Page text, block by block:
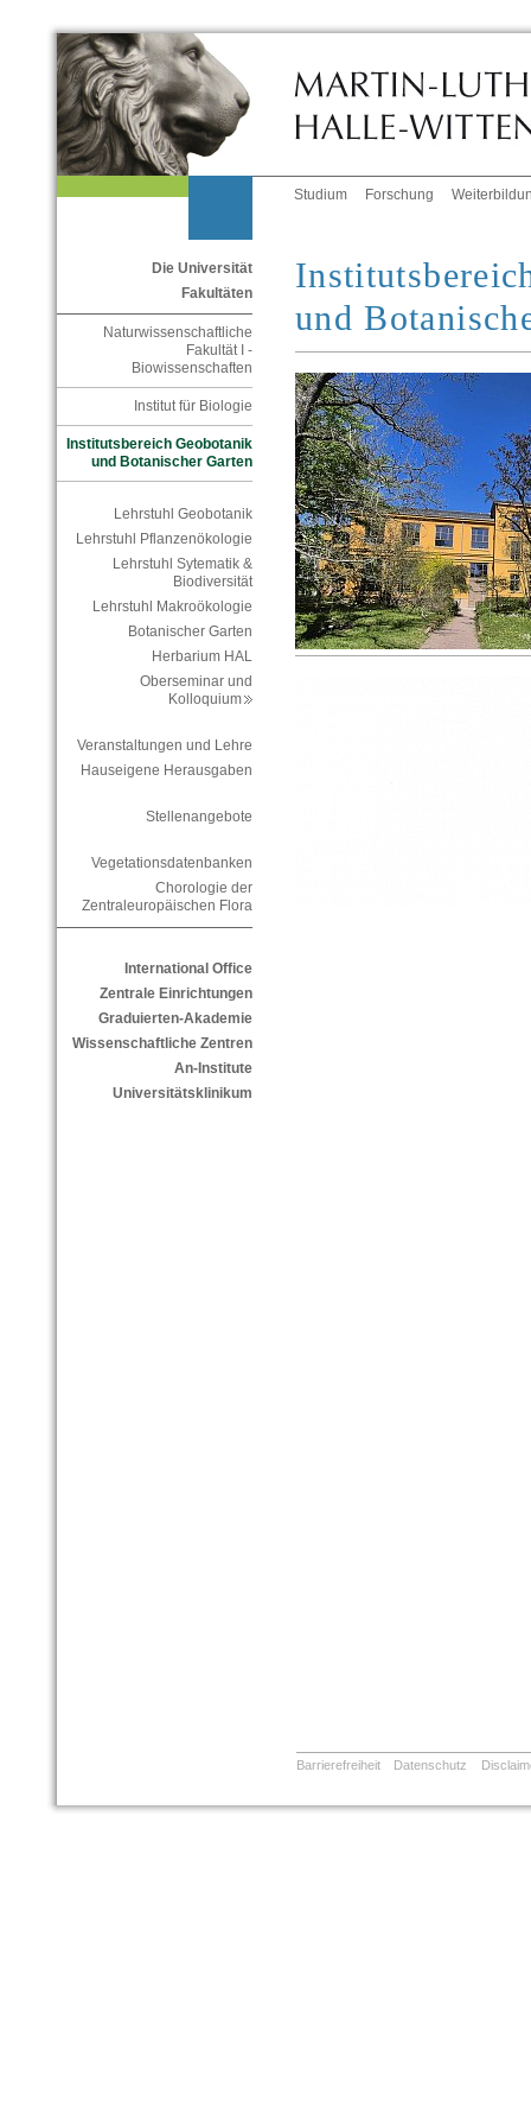
Studium Forschung
Die Universität
Fakultäten
Naturwissenschaftliche
Fakultät I -
Biowissenschaften
Institut für Biologie
Institutsbereich Geobotanik
und Botanischer Garten
Lehrstuhl Geobotanik
Lehrstuhl Pflanzenökologie
Lehrstuhl Sytematik &
Biodiversität
Lehrstuhl Makroökologie
Botanischer Garten
Herbarium HAL
Oberseminar und
Kolloquium
Veranstaltungen und Lehre
Hauseigene Herausgaben
Stellenangebote
Vegetationsdatenbanken
Chorologie der
Zentraleuropäischen Flora
International Office
Zentrale Einrichtungen
Graduierten-Akademie
Wissenschaftliche Zentren
An-Institute
Universitätsklinikum
und
Barrierefreiheit Datenschutz